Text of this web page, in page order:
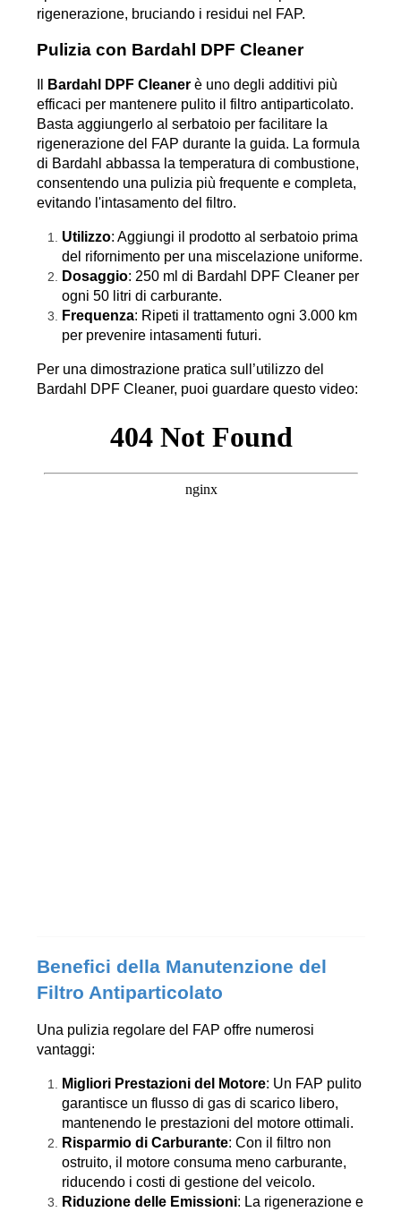
rigenerazione, bruciando i residui nel FAP.
Pulizia con Bardahl DPF Cleaner
Bardahl DPF Cleaner è uno degli additivi più
efficaci per mantenere pulito il filtro antiparticolato.
Basta aggiungerlo al serbatoio per facilitare la
rigenerazione del FAP durante la guida. La formula
di Bardahl abbassa la temperatura di combustione,
consentendo una pulizia più frequente e completa,
evitando l'intasamento del filtro.
Utilizzo: Aggiungi il prodotto al serbatoio prima
del rifornimento per una miscelazione uniforme.
Dosaggio: 250 ml di Bardahl DPF Cleaner per
ogni 50 litri di carburante.
Frequenza: Ripeti il trattamento ogni 3.000 km
per prevenire intasamenti futuri.
Per una dimostrazione pratica sull’utilizzo del
Bardahl DPF Cleaner, puoi guardare questo video:
Benefici della Manutenzione del
Filtro Antiparticolato
Una pulizia regolare del FAP offre numerosi
vantaggi:
Migliori Prestazioni del Motore: Un FAP pulito
garantisce un flusso di gas di scarico libero,
mantenendo le prestazioni del motore ottimali.
Risparmio di Carburante: Con il filtro non
ostruito, il motore consuma meno carburante,
riducendo i costi di gestione del veicolo.
Riduzione delle Emissioni: La rigenerazione e